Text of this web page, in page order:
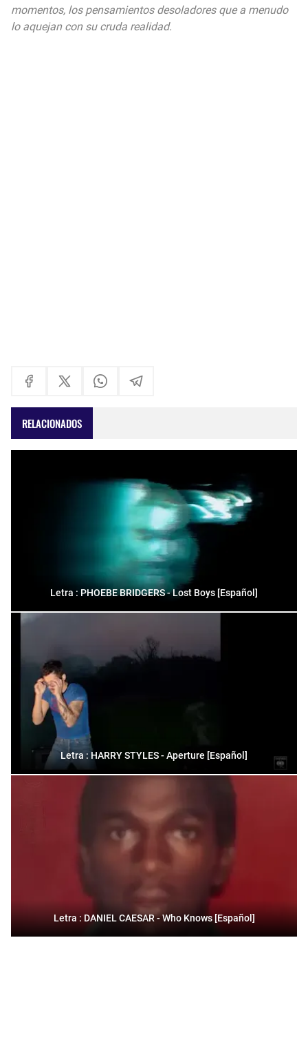
momentos, los pensamientos desoladores que a menudo
lo aquejan con su cruda realidad.
RELACIONADOS
Letra : PHOEBE BRIDGERS - Lost Boys [Español]
Letra : HARRY STYLES - Aperture [Español]
Letra : DANIEL CAESAR - Who Knows [Español]